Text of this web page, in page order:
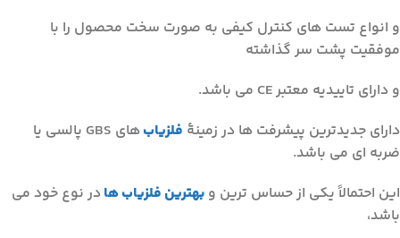
و انواع تست های کنترل کیفی به صورت سخت محصول را با
موفقیت پشت سر گذاشته
و دارای تاییدیه معتبر CE می باشد.
دارای جدیدترین پیشرفت ها در زمینۀ فلزیاب
های GBS پالسی یا
ضربه ای می باشد.
این احتمالاً یکی از حساس ترین و بهترین فلزیاب هادر نوع خود می
باشد،